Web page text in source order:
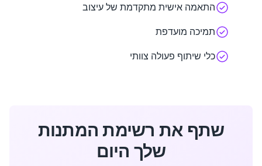
התאמה אישית מתקדמת של עיצוב
תמיכה מועדפת
כלי שיתוף פעולה צוותי
שתף את רשימת המתנות
שלך היום